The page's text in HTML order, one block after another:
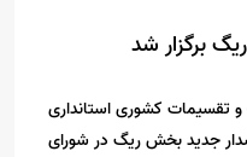
برگزار شد
تقسیمات کشوری استانداری
جدید بخش ریگ در شورای